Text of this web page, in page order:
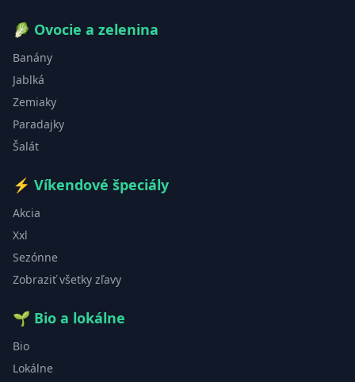
🥬 Ovocie a zelenina
Banány
Jablká
Zemiaky
Paradajky
Šalát
⚡ Víkendové špeciály
Akcia
Xxl
Sezónne
Zobraziť všetky zľavy
🌱 Bio a lokálne
Bio
Lokálne